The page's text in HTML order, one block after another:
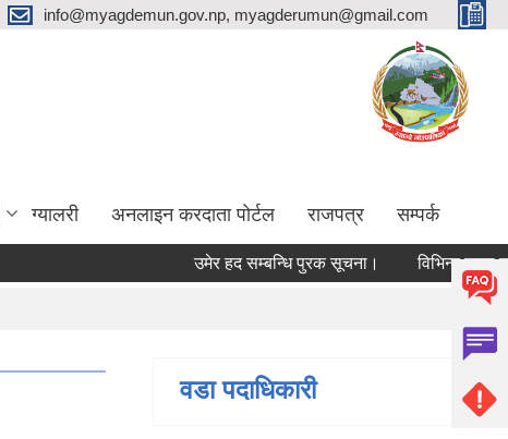
info@myagdemun.gov.np, myagderumun@gmail.com
ग्यालरी अनलाइन करदाता पोर्टल राजपत्र सम्पर्क
उमेर हद सम्बन्धि पुरक सूचना। विभिन्न पदमा
वडा पदाधिकारी